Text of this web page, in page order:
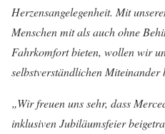
Herzensangelegenheit. Mit
Menschen mit als auch ohne
Fahrkomfort bieten, wollen wir
selbstverständlichen Miteinander
„Wir freuen uns sehr, dass
inklusiven Jubiläumsfeier